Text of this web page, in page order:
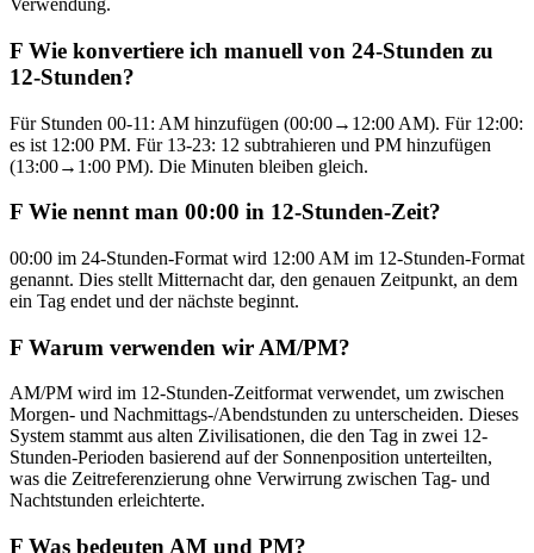
Verwendung.
F Wie konvertiere ich manuell von 24-Stunden zu
12-Stunden?
Für Stunden 00-11: AM hinzufügen (00:00→12:00 AM). Für 12:00:
es ist 12:00 PM. Für 13-23: 12 subtrahieren und PM hinzufügen
(13:00→1:00 PM). Die Minuten bleiben gleich.
F Wie nennt man 00:00 in 12-Stunden-Zeit?
00:00 im 24-Stunden-Format wird 12:00 AM im 12-Stunden-Format
genannt. Dies stellt Mitternacht dar, den genauen Zeitpunkt, an dem
ein Tag endet und der nächste beginnt.
F Warum verwenden wir AM/PM?
AM/PM wird im 12-Stunden-Zeitformat verwendet, um zwischen
Morgen- und Nachmittags-/Abendstunden zu unterscheiden. Dieses
System stammt aus alten Zivilisationen, die den Tag in zwei 12-
Stunden-Perioden basierend auf der Sonnenposition unterteilten,
was die Zeitreferenzierung ohne Verwirrung zwischen Tag- und
Nachtstunden erleichterte.
F Was bedeuten AM und PM?